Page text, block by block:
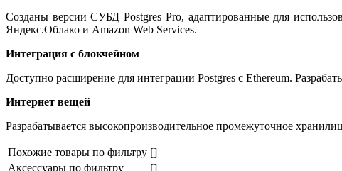
Созданы версии СУБД Postgres Pro, адаптированные для
Яндекс.Облако и Amazon Web Services.
Интеграция с блокчейном
Доступно расширение для интеграции Postgres с Ethereum.
Интернет вещей
Разрабатывается высокопроизводительное промежуточное
Похожие товары по фильтру []
Аксессуары по фильтру
[]